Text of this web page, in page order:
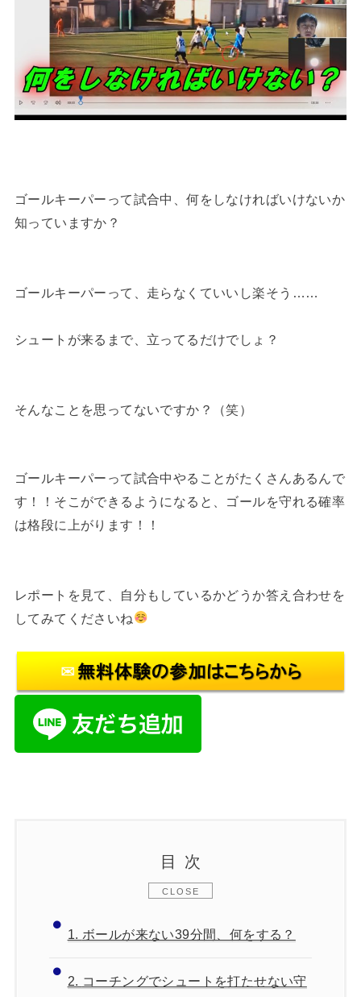
ゴールキーパーって試合中、何をしなければいけないか
知っていますか？
ゴールキーパーって、走らなくていいし楽そう……
シュートが来るまで、立ってるだけでしょ？
そんなことを思ってないですか？（笑）
ゴールキーパーって試合中やることがたくさんあるんで
す！！そこができるようになると、ゴールを守れる確率
は格段に上がります！！
レポートを見て、自分もしているかどうか答え合わせを
してみてくださいね
目次
1. ボールが来ない39分間、何をする？
2. コーチングでシュートを打たせない守